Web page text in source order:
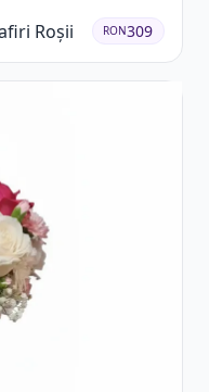
Roșii RON309